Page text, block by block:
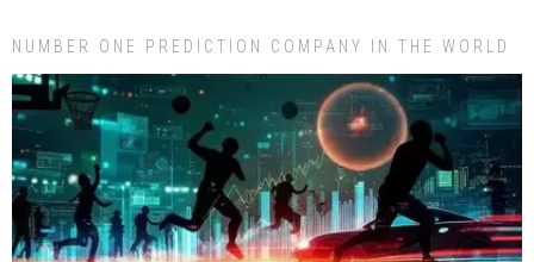
NUMBER ONE PREDICTION COMPANY IN THE WORLD